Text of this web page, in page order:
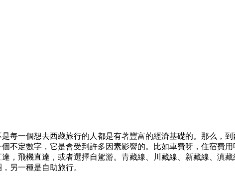
每一個想去西藏旅行的人都是有著豐富的經濟基礎的。那么，
不定數字，它是會受到許多因素影響的。比如車費呀，住宿費
，飛機直達，或者選擇自駕游。青藏線、川藏線、新藏線、滇
另一種是自助旅行。